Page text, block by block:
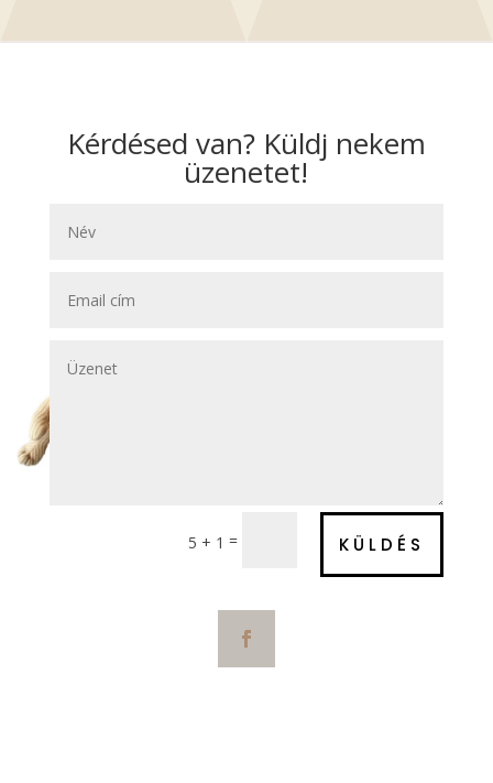
Kérdésed van? Küldj nekem
üzenetet!
5 + 1 = KÜLDÉS